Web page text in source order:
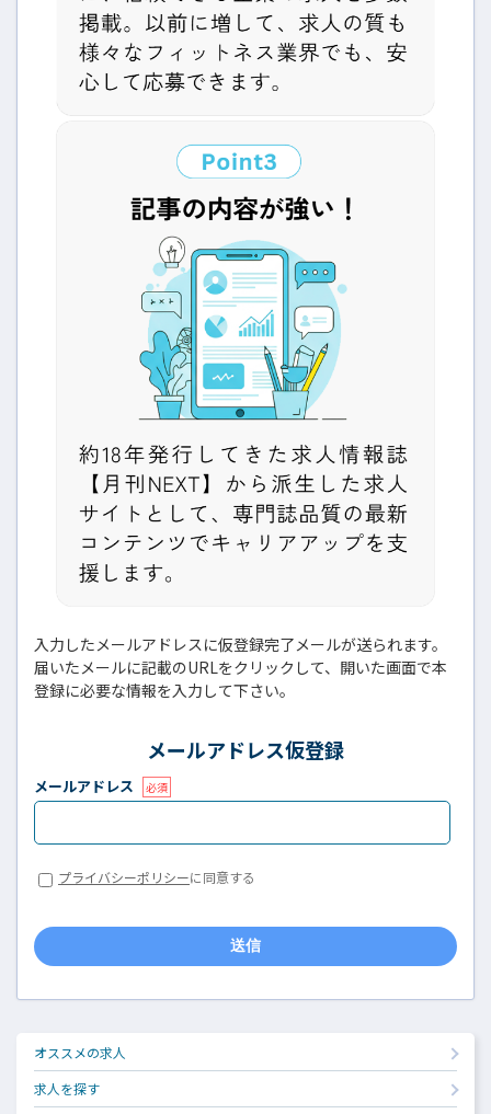
入力したメールアドレスに仮登録完了メールが送られます。
届いたメールに記載のURLをクリックして、開いた画面で本
登録に必要な情報を入力して下さい。
メールアドレス仮登録
メールアドレス 必須
プライバシーポリシーに同意する
送信
オススメの求人
求人を探す